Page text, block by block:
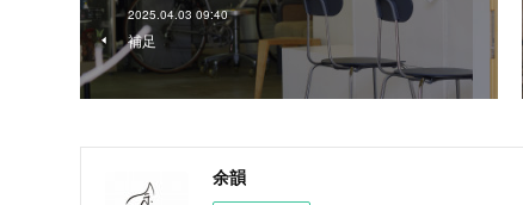
2025.04.03 09:40
補足
余韻